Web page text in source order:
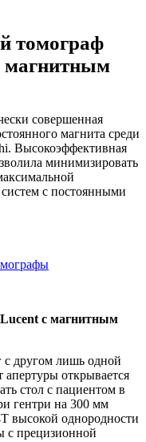
томограф
магнитным
совершенная
магнита среди
Высокоэффективная
минимизировать
с постоянными
с магнитным
с другом лишь одной
апертуры открывается
стол с пациентом в
гентри на 300 мм
высокой однородности
с прецизионной